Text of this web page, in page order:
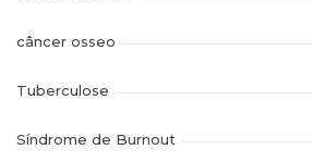
câncer osseo
Tuberculose
Síndrome de Burnout